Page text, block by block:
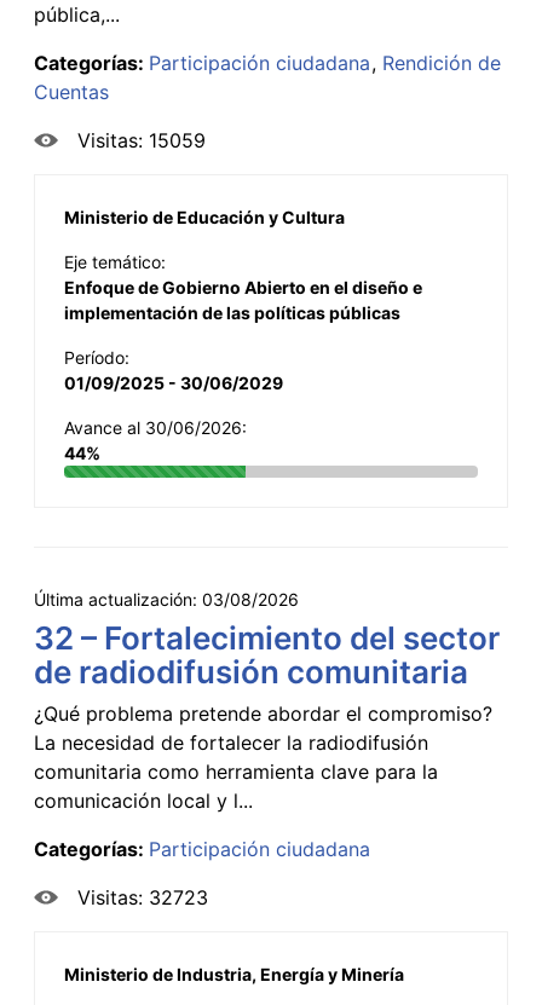
pública,...
Categorías: Participación ciudadana Rendición de
Cuentas
Visitas: 15059
Ministerio de Educación y Cultura
Eje temático:
Enfoque de Gobierno Abierto en el diseño e
implementación de las políticas públicas
Período:
01/09/2025 - 30/06/2029
Avance al 30/06/2026:
44%
Última actualización: 03/08/2026
32 – Fortalecimiento del sector
de radiodifusión comunitaria
¿Qué problema pretende abordar el compromiso?
La necesidad de fortalecer la radiodifusión
comunitaria como herramienta clave para la
comunicación local y l...
Categorías: Participación ciudadana
Visitas: 32723
Ministerio de Industria, Energía y Minería